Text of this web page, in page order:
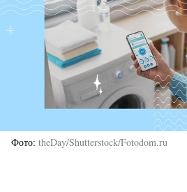
Фото theDay/Shutterstock/Fotodom.ru